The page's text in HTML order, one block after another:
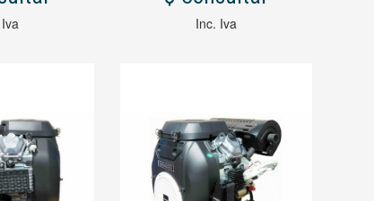
Inc. Iva